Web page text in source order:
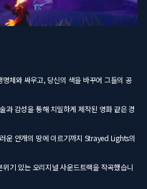
체와 싸우고, 당신의 색을 바꾸어 그들의 공
과 감성을 통해 치밀하게 제작된 영화 같은 경
운 안개의 땅에 이르기까지 Strayed Lights의
기 있는 오리지널 사운드트랙을 작곡했습니